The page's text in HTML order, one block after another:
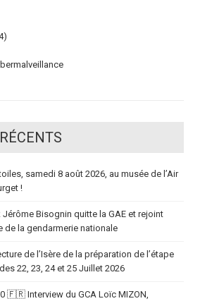
samedi 8 août 2026, au musée de l’Air
!
Jérôme Bisognin quitte la GAE et rejoint
de la gendarmerie nationale
de l’Isère de la préparation de l’étape
22, 23, 24 et 25 Juillet 2026
🇫🇷 Interview du GCA Loïc MIZON,